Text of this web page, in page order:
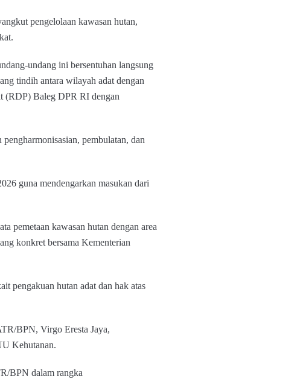
pengelolaan kawasan hutan,
undang ini bersentuhan langsung
tindih antara wilayah adat dengan
(RDP) Baleg DPR RI dengan
pembulatan, dan
guna mendengarkan masukan dari
pemetaan kawasan hutan dengan area
konkret bersama Kementerian
pengakuan hutan adat dan hak atas
BPN, Virgo Eresta Jaya,
Kehutanan.
BPN dalam rangka